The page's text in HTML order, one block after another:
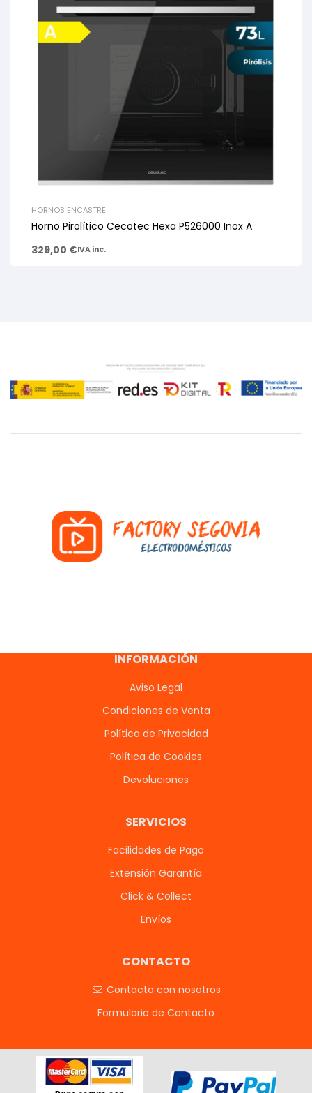
HORNOS ENCASTRE
Horno Pirolítico Cecotec Hexa P526000 Inox A
329,00 €IVA inc.
INFORMACIÓN
Aviso Legal
Condiciones de Venta
Política de Privacidad
Política de Cookies
Devoluciones
SERVICIOS
Facilidades de Pago
Extensión Garantía
Click & Collect
Envíos
CONTACTO
Contacta con nosotros
Formulario de Contacto